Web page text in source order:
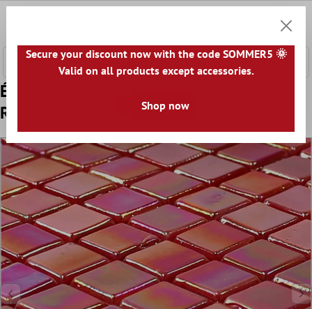
Panier
Échantillon Mosaïque Verre Nacre Effet
Rouge
Secure your discount now with the code SOMMER5 🌞
Valid on all products except accessories.
Shop now